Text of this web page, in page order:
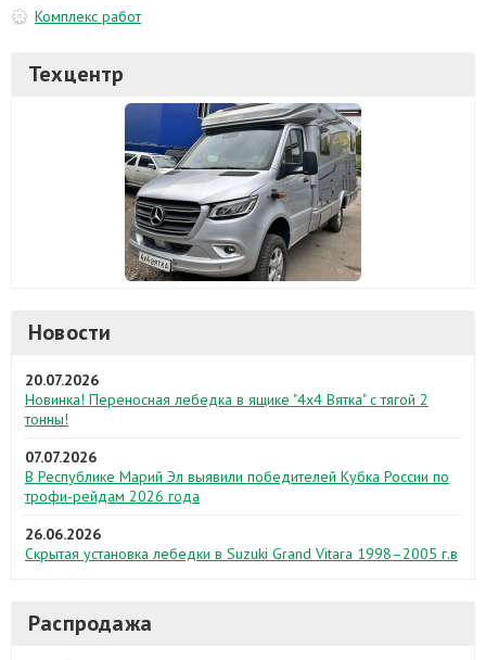
Комплекс работ
Техцентр
Новости
20.07.2026
Новинка! Переносная лебедка в ящике "4х4 Вятка" с тягой 2
тонны!
07.07.2026
В Республике Марий Эл выявили победителей Кубка России по
трофи-рейдам 2026 года
26.06.2026
Скрытая установка лебедки в Suzuki Grand Vitara 1998–2005 г.в
Распродажа